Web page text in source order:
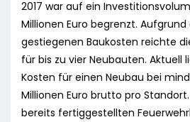
2017 war auf ein
Millionen Euro begrenzt.
gestiegenen Baukosten reichte
für bis zu vier Neubauten. Aktuell
Kosten für einen Neubau bei
Millionen Euro brutto pro
bereits fertiggestellten